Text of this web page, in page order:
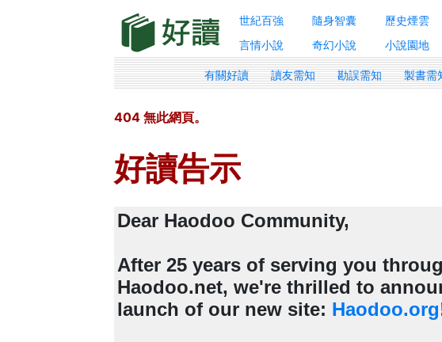
世紀百強 隨身智囊 歷史煙雲
言情小說
奇幻小說 小說園地
有關好讀 讀友需知 勘誤需知 製書需
404 無此網頁。
好讀告示
Dear Haodoo Community,
After 25 years of serving you
Haodoo.net, we're thrilled to
launch of our new site: Haodoo.org